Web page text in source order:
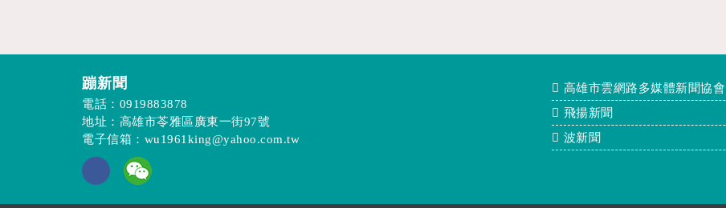
蹦新聞
電話： 0919883878
地址：高雄市苓雅區廣東一街97號
電子信箱： wu1961king@yahoo.com.tw
高雄市雲網路多媒體新聞協會
飛揚新聞
波新聞